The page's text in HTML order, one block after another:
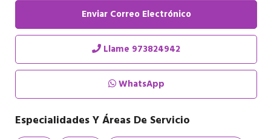
Enviar Correo Electrónico
Llame 973824942
WhatsApp
Especialidades Y Áreas De Servicio